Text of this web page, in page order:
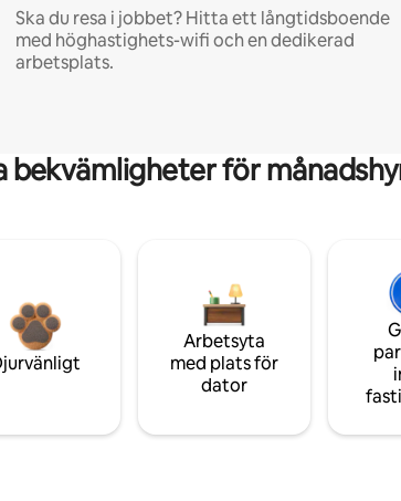
Ska du resa i jobbet? Hitta ett långtidsboende
med höghastighets-wifi och en dedikerad
arbetsplats.
bekvämligheter för
Arbetsyta
med plats för
dator